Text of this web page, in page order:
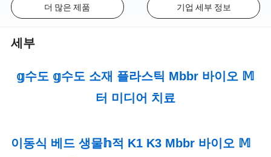
더 많은 제품 기업 세부 정보
세부
𝕘수도 𝕘수도 소재 플라스틱 Mbbr 바이오 𝕄
터 미디어 치료
이동식 베드 생물𝕙적 K1 K3 Mbbr 바이오 𝕄